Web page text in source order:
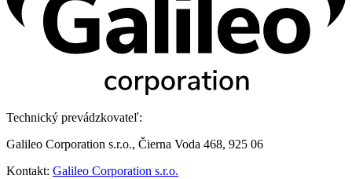
Technický prevádzkovateľ:
Galileo Corporation s.r.o., Čierna Voda 468, 925 06
Kontakt: Galileo Corporation s.r.o.